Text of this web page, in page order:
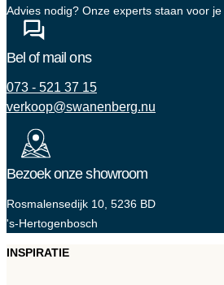
Advies nodig? Onze experts staan voor je
Bel of mail ons
073 - 521 37 15
verkoop@swanenberg.nu
Bezoek onze showroom
Rosmalensedijk 10, 5236 BD
's-Hertogenbosch
INSPIRATIE